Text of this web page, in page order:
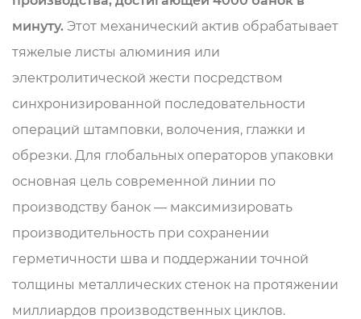
минуту. Этот механический актив обрабатывает
тяжелые листы алюминия или
электролитической жести посредством
синхронизированной последовательности
операций штамповки, волочения, глажки и
обрезки. Для глобальных операторов упаковки
основная цель современной линии по
производству банок — максимизировать
производительность при сохранении
герметичности шва и поддержании точной
толщины металлических стенок на протяжении
миллиардов производственных циклов.